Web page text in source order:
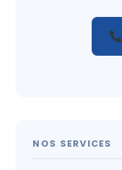
NOS SERVICES